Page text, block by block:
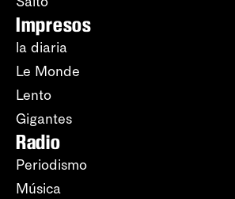
Impresos
la diaria
Le Monde
Lento
Gigantes
Radio
Periodismo
Música